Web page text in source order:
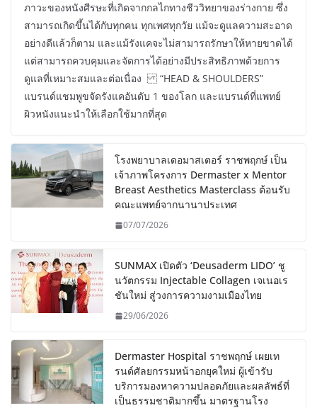
ภาวะของหนังศีรษะที่เกิดจากกลไกทางชีววิทยาของร่างกาย ซึ่ง
สามารถเกิดขึ้นได้กับทุกคน ทุกเพศทุกวัย แม้จะดูแลความสะอาด
อย่างดีแล้วก็ตาม และแม้รังแคจะไม่สามารถรักษาให้หายขาดได้
แต่สามารถควบคุมและจัดการได้อย่างมีประสิทธิภาพด้วยการ
ดูแลที่เหมาะสมและต่อเนื่อง “HEAD & SHOULDERS”
แบรนด์แชมพูขจัดรังแคอันดับ 1 ของโลก และแบรนด์ที่แพทย์
ผิวหนังแนะนำให้เลือกใช้มากที่สุด
โรงพยาบาลเดอมาสเตอร์ ราชพฤกษ์ เป็น
เจ้าภาพโครงการ Dermaster x Mentor
Breast Aesthetics Masterclass ต้อนรับ
คณะแพทย์จากนานาประเทศ
07/07/2026
SUNMAX เปิดตัว ‘Deusaderm LIDO’ ชู
นวัตกรรม Injectable Collagen เจเนอเร
ชันใหม่ สู่วงการความงามเมืองไทย
29/06/2026
Dermaster Hospital ราชพฤกษ์ เผยเท
รนด์ศัลยกรรมหน้าอกยุคใหม่ ผู้เข้ารับ
บริการมองหาความปลอดภัยและผลลัพธ์ที่
เป็นธรรมชาติมากขึ้น มาตรฐานโรง